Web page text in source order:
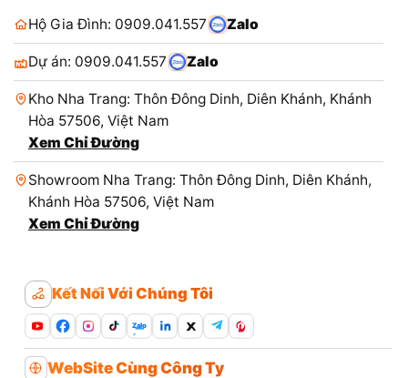
Hộ Gia Đình: 0909.041.557
Zalo
Dự án: 0909.041.557 Zalo
Kho Nha Trang: Thôn Đông Dinh, Diên Khánh, Khánh
Hòa 57506, Việt Nam
Xem Chỉ Đường
Showroom Nha Trang: Thôn Đông Dinh, Diên Khánh,
Khánh Hòa 57506, Việt Nam
Xem Chỉ Đường
Kết Nối Với Chúng Tôi
Zalo
WebSite Cùng Công Ty